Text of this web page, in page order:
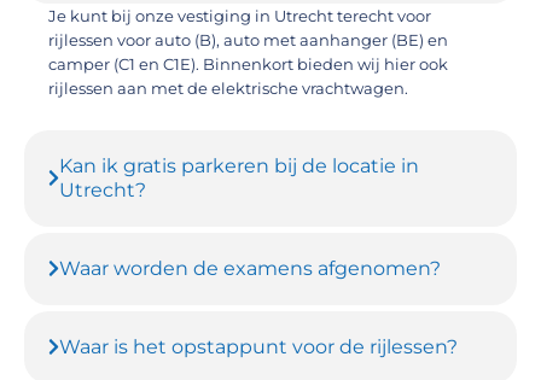
Je kunt bij onze vestiging in Utrecht terecht voor
rijlessen voor auto (B), auto met aanhanger (BE) en
camper (C1 en C1E). Binnenkort bieden wij hier ook
rijlessen aan met de elektrische vrachtwagen.
Kan ik gratis parkeren bij de locatie in
Utrecht?
Waar worden de examens afgenomen?
Waar is het opstappunt voor de rijlessen?